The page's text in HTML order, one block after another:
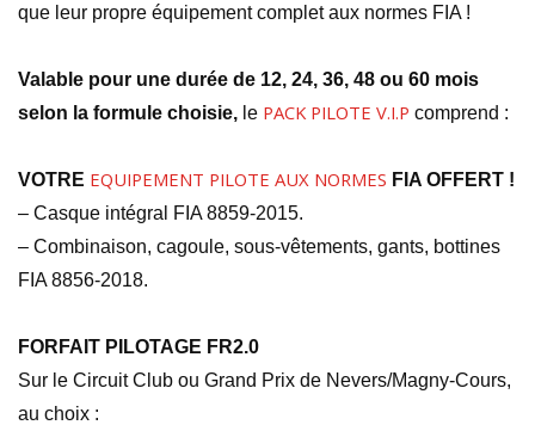
que leur propre équipement complet aux normes FIA !
Valable pour une durée de 12, 24, 36, 48 ou 60 mois
selon la formule choisie, le PACK PILOTE V.I.P comprend :
VOTRE EQUIPEMENT PILOTE AUX NORMES FIA OFFERT !
– Casque intégral FIA 8859-2015.
– Combinaison, cagoule, sous-vêtements, gants, bottines
FIA 8856-2018.
FORFAIT PILOTAGE FR2.0
Sur le Circuit Club ou Grand Prix de Nevers/Magny-Cours,
au choix :